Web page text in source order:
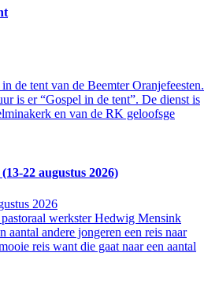
de tent van de Beemter Oranjefeesten.
is er “Gospel in de tent”. De dienst is
en van de RK geloofsge
22 augustus 2026)
2026
werkster Hedwig Mensink
aantal andere jongeren een reis naar
reis want die gaat naar een aantal